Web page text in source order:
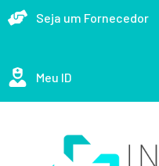
Seja um Fornecedor
Meu ID